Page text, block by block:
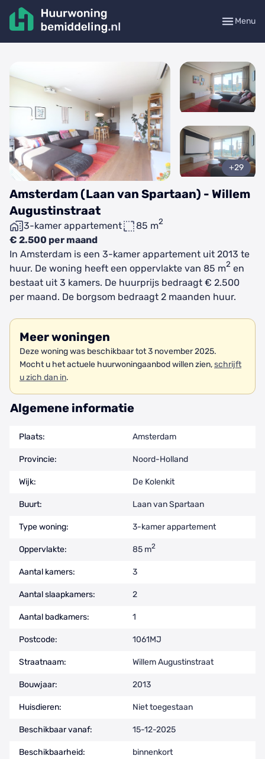
Menu
Amsterdam (Laan van Spartaan) - Willem
Augustinstraat
3-kamer appartement 85 m2
€ 2.500 per maand
+29
In Amsterdam is een 3-kamer appartement uit 2013 te
huur. De woning heeft een oppervlakte van 85 m2 en
bestaat uit 3 kamers. De huurprijs bedraagt € 2.500
per maand. De borgsom bedraagt 2 maanden huur.
Meer woningen
Deze woning was beschikbaar tot 3 november 2025.
Mocht u het actuele huurwoningaanbod willen zien,schrijft
u zich dan in.
Algemene informatie
Plaats: Amsterdam
Provincie: Noord-Holland
Wijk: De Kolenkit
Buurt: Laan van Spartaan
Type woning: 3-kamer appartement
Oppervlakte: 85 m2
Aantal kamers: 3
Aantal slaapkamers: 2
Aantal badkamers: 1
Postcode: 1061MJ
Straatnaam: Willem Augustinstraat
Bouwjaar: 2013
Huisdieren: Niet toegestaan
Beschikbaar vanaf: 15-12-2025
Beschikbaarheid: binnenkort